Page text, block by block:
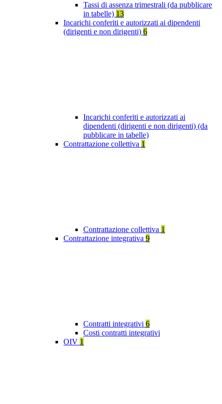
Tassi di assenza trimestrali (da pubblicare
in tabelle) 13
Incarichi conferiti e autorizzati ai dipendenti
(dirigenti e non dirigenti) 6
Incarichi conferiti e autorizzati ai
dipendenti (dirigenti e non dirigenti) (da
pubblicare in tabelle)
Contrattazione collettiva 1
Contrattazione collettiva 1
Contrattazione integrativa 9
Contratti integrativi 6
Costi contratti integrativi
OIV 1